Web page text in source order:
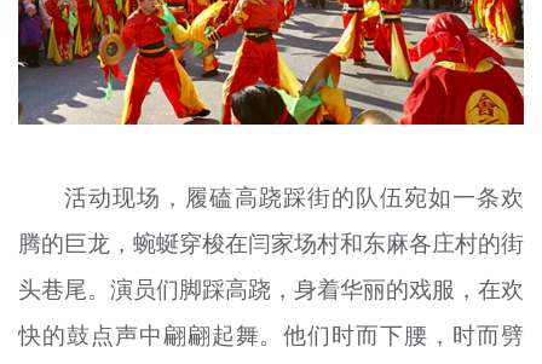
活动现场，履磕高跷踩街的队伍宛如一条欢
腾的巨龙，蜿蜒穿梭在闫家场村和东麻各庄村的街
头巷尾。演员们脚踩高跷，身着华丽的戏服，在欢
快的鼓点声中翩翩起舞。他们时而下腰，时而劈